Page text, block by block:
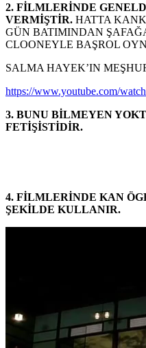
2. FİLMLERİNDE
VERMİŞTİR. HATTA
GÜN BATIMINDAN
CLOONEYLE BAŞROL
SALMA HAYEK’IN
https://www.youtube.com/
3. BUNU BİLMEYEN
FETİŞİSTİDİR.
4. FİLMLERİNDE KAN
ŞEKİLDE KULLANIR.